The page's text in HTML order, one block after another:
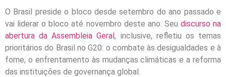
O Brasil preside o bloco desde setembro do ano passado e
vai liderar o bloco até novembro deste ano. Seu discurso na
abertura da Assembleia Geral, inclusive, refletiu os temas
prioritários do Brasil no G20: o combate às desigualdades e à
fome, o enfrentamento às mudanças climáticas e a reforma
das instituições de governança global.